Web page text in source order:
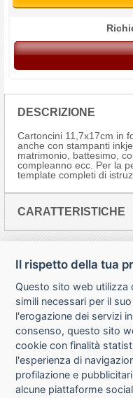
DESCRIZIONE
Cartoncini 11,7x17cm in
anche con stampanti
matrimonio, battesimo,
compleanno ecc. Per la
template completi di
CARATTERISTICHE
Il rispetto della tua
Questo sito web utilizza
simili necessari per il
l'erogazione dei servizi
consenso, questo sito
cookie con finalità
l'esperienza di
profilazione e
alcune piattaforme